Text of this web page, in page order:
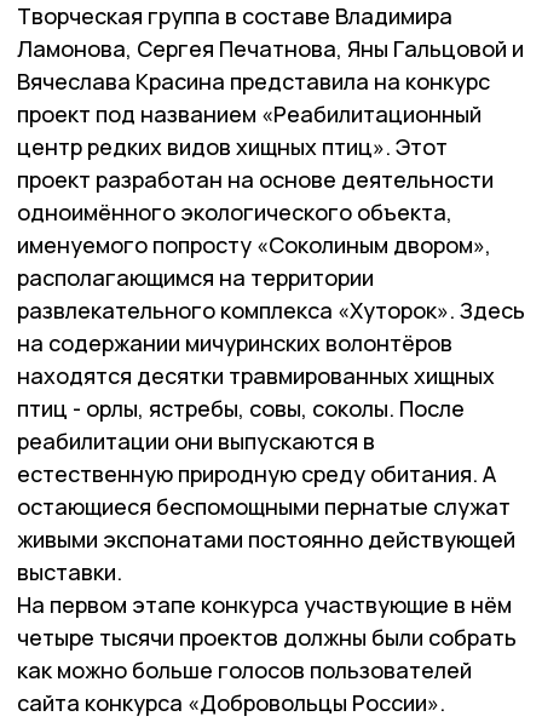
Творческая группа в составе Владимира
Ламонова, Сергея Печатнова, Яны Гальцовой и
Вячеслава Красина представила на конкурс
проект под названием «Реабилитационный
центр редких видов хищных птиц». Этот
проект разработан на основе деятельности
одноимённого экологического объекта,
именуемого попросту «Соколиным двором»,
располагающимся на территории
развлекательного комплекса «Хуторок». Здесь
на содержании мичуринских волонтёров
находятся десятки травмированных хищных
птиц - орлы, ястребы, совы, соколы. После
реабилитации они выпускаются в
естественную природную среду обитания. А
остающиеся беспомощными пернатые служат
живыми экспонатами постоянно действующей
выставки.
На первом этапе конкурса участвующие в нём
четыре тысячи проектов должны были собрать
как можно больше голосов пользователей
сайта конкурса «Добровольцы России».